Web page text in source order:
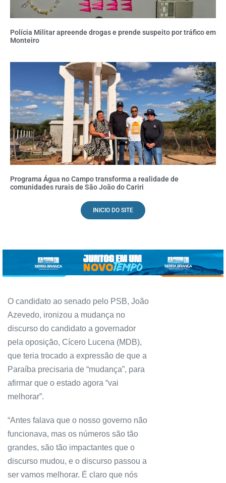
Polícia Militar apreende drogas e prende suspeito por tráfico em
Monteiro
Programa Água no Campo transforma a realidade de
comunidades rurais de São João do Cariri
INICIO DO SITE
O candidato ao senado pelo PSB, João
Azevedo, ironizou a mudança no
discurso do candidato a governador
pela oposição, Cícero Lucena (MDB),
que teria trocado a expressão de que a
Paraíba precisaria de “mudança”, para
afirmar que o estado agora “vai
melhorar”.
“Antes falava que o nosso governo não
funcionava, mas os números são tão
grandes, são tão impactantes que o
discurso mudou, e o discurso passou a
ser vamos melhorar. É claro que nós